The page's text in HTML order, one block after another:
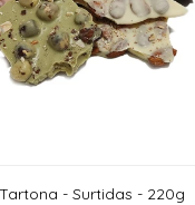
- Surtidas - 220g